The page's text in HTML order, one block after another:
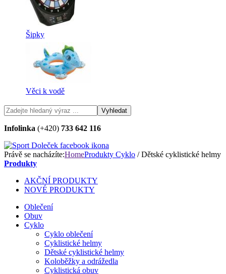
Šipky
Věci k vodě
Infolinka (+420) 733 642 116
Právě se nacházíte:HomeProdukty Cyklo / Dětské cyklistické helmy
Produkty
AKČNÍ PRODUKTY
NOVÉ PRODUKTY
Oblečení
Obuv
Cyklo
Cyklo oblečení
Cyklistické helmy
Dětské cyklistické helmy
Koloběžky a odrážedla
Cyklistická obuv